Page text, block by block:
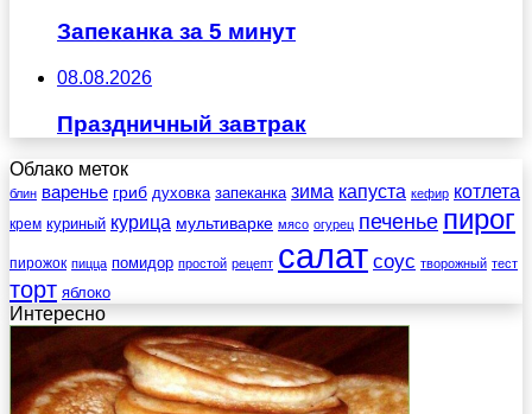
Запеканка за 5 минут
08.08.2026
Праздничный завтрак
Облако меток
блин варенье гриб духовка запеканка зима капуста кефир котлета
крем куриный курица мультиварке мясо огурец печенье пирог
пирожок пицца помидор простой рецепт салат соус творожный тест
торт яблоко
Интересно